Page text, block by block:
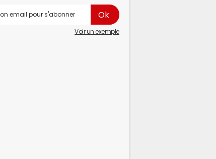
Voir un exemple